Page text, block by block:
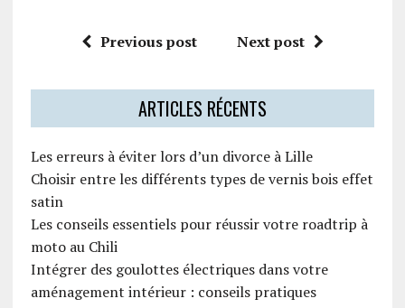
Previous post Next post
ARTICLES RÉCENTS
Les erreurs à éviter lors d’un divorce à Lille
Choisir entre les différents types de vernis bois effet
satin
Les conseils essentiels pour réussir votre roadtrip à
moto au Chili
Intégrer des goulottes électriques dans votre
aménagement intérieur : conseils pratiques